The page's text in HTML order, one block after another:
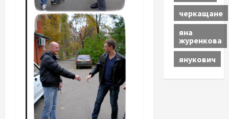
черкащане
яна
журенкова
янукович